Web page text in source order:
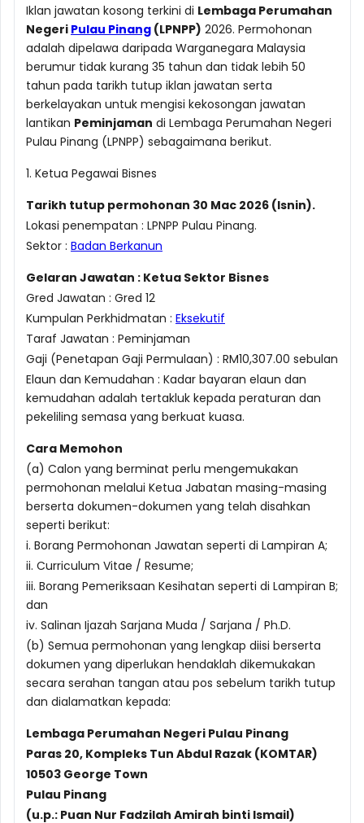
Iklan jawatan kosong terkini di Lembaga Perumahan
Negeri Pulau Pinang (LPNPP) 2026. Permohonan
adalah dipelawa daripada Warganegara Malaysia
berumur tidak kurang 35 tahun dan tidak lebih 50
tahun pada tarikh tutup iklan jawatan serta
berkelayakan untuk mengisi kekosongan jawatan
lantikan Peminjaman di Lembaga Perumahan Negeri
Pulau Pinang (LPNPP) sebagaimana berikut.
1. Ketua Pegawai Bisnes
Tarikh tutup permohonan 30 Mac 2026 (Isnin).
Lokasi penempatan : LPNPP Pulau Pinang.
Sektor : Badan Berkanun
Gelaran Jawatan : Ketua Sektor Bisnes
Gred Jawatan : Gred 12
Kumpulan Perkhidmatan : Eksekutif
Taraf Jawatan : Peminjaman
Gaji (Penetapan Gaji Permulaan) : RM10,307.00 sebulan
Elaun dan Kemudahan : Kadar bayaran elaun dan
kemudahan adalah tertakluk kepada peraturan dan
pekeliling semasa yang berkuat kuasa.
Cara Memohon
(a) Calon yang berminat perlu mengemukakan
permohonan melalui Ketua Jabatan masing-masing
berserta dokumen-dokumen yang telah disahkan
seperti berikut:
i. Borang Permohonan Jawatan seperti di Lampiran A;
ii. Curriculum Vitae / Resume;
iii. Borang Pemeriksaan Kesihatan seperti di Lampiran B;
dan
iv. Salinan Ijazah Sarjana Muda / Sarjana / Ph.D.
(b) Semua permohonan yang lengkap diisi berserta
dokumen yang diperlukan hendaklah dikemukakan
secara serahan tangan atau pos sebelum tarikh tutup
dan dialamatkan kepada:
Lembaga Perumahan Negeri Pulau Pinang
Paras 20, Kompleks Tun Abdul Razak (KOMTAR)
10503 George Town
Pulau Pinang
(u.p.: Puan Nur Fadzilah Amirah binti Ismail)